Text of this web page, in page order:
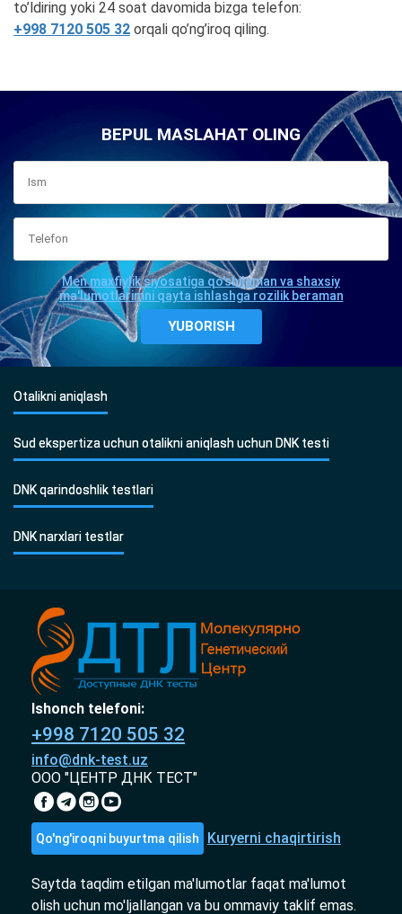
to’ldiring yoki 24 soat davomida bizga telefon:
+998 7120 505 32 orqali qo’ng’iroq qiling.
BEPUL MASLAHAT OLING
Men maxfiylik siyosatiga qo'shilaman va shaxsiy
ma'lumotlarimni qayta ishlashga rozilik beraman
Otalikni aniqlash
Sud ekspertiza uchun otalikni aniqlash uchun DNK testi
DNK qarindoshlik testlari
DNK narxlari testlar
Ishonch telefoni:
+998 7120 505 32
info@dnk-test.uz
ООО "ЦЕНТР ДНК ТЕСТ"
Qo'ng'iroqni buyurtma qilish Kuryerni chaqirtirish
Saytda taqdim etilgan ma'lumotlar faqat ma'lumot
olish uchun mo'ljallangan va bu ommaviy taklif emas.